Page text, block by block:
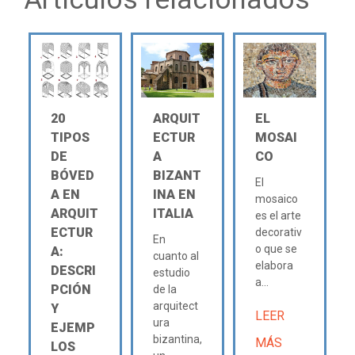
20
TIPOS
DE
BÓVED
A EN
ARQUIT
ECTUR
A:
DESCRI
PCIÓN
Y
EJEMP
LOS
ARQUIT
ECTUR
A
BIZANT
INA EN
ITALIA
En
cuanto al
estudio
de la
arquitect
ura
bizantina,
EL
MOSAI
CO
El
mosaico
es el arte
decorativ
o que se
elabora
a...
LEER
MÁS